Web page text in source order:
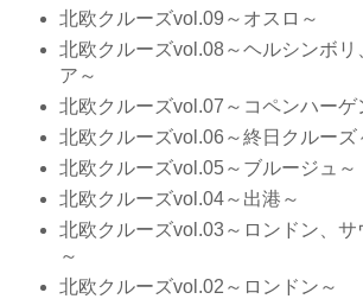
北欧クルーズvol.09～オスロ～
北欧クルーズvol.08～ヘルシンボリ
ア～
北欧クルーズvol.07～コペンハーゲ
北欧クルーズvol.06～終日クルーズ
北欧クルーズvol.05～ブルージュ～
北欧クルーズvol.04～出港～
北欧クルーズvol.03～ロンドン、サ
～
北欧クルーズvol.02～ロンドン～